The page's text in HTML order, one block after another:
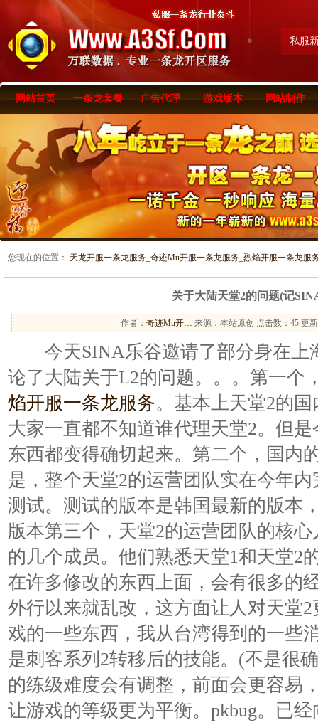
私服
网站首页 一条龙套餐 广告代理 游戏版本 网站制作
您现在的位置： 天龙开服一条龙服务_奇迹Mu开服一条龙服务_烈焰开服一条龙服
关于大陆天堂2的问题(记
作者： 奇迹Mu开… 来源：本站原创 点击数： 45 更
今天SINA乐谷邀请了部分身在上
论了大陆关于L2的问题。。。第一个
焰开服一条龙服务。基本上天堂2的
大家一直都不知道谁代理天堂2。但
东西都变得确切起来。第二个，国内
是，整个天堂2的运营团队实在今年
测试。测试的版本是韩国最新的版本
版本第三个，天堂2的运营团队的核
的几个成员。他们熟悉天堂1和天堂2
在许多修改的东西上面，会有很多的
外行以来就乱改，这方面让人对天堂
戏的一些东西，我从台湾得到的一些
是刺客系列2转移后的技能。(不是很
的练级难度会有调整，前面会更容易
让游戏的等级更为平衡。pkbug。已